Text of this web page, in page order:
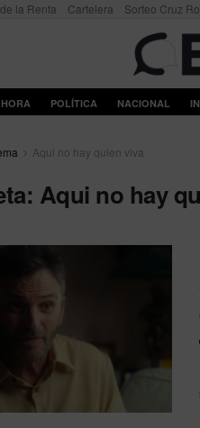
la Renta Cartelera Sorteo Cruz
POLÍTICA NACIONAL
Aqui no hay quien viva
Aqui no hay